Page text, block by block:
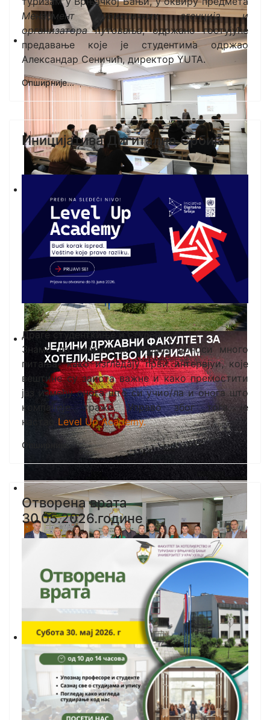
Менаџмент туристичких агенција и
организатора путовања, одржано гостујуће
предавање које је студентима одржао
Александар Сеничић, директор YUTA.
Опширније...
Иницијатива Дигитална Србија
Драге студенткиње и студенти,
Знамо да завршетак студија доноси много
питања- како изгледају први интервјуи, које
вештине су заиста важне и како премостити
јаз између онога што си учио/ла и онога што
компаније траже. Управо због тога је
настао Level Up Academy.
Опширније...
Отворена врата
30.05.2026.године